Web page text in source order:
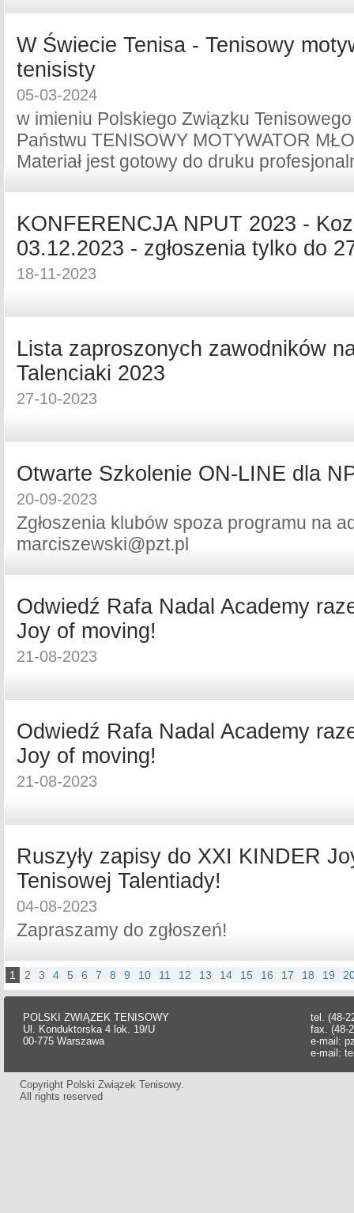
W Świecie Tenisa - Tenisowy
tenisisty
05-03-2024
w imieniu Polskiego Związku
Państwu TENISOWY MOTYWATOR
Materiał jest gotowy do druku
KONFERENCJA NPUT 2023 -
03.12.2023 - zgłoszenia tylko do
18-11-2023
Lista zaproszonych zawodników
Talenciaki 2023
27-10-2023
Otwarte Szkolenie ON-LINE dla
20-09-2023
Zgłoszenia klubów spoza programu na
marciszewski@pzt.pl
Odwiedź Rafa Nadal Academy
Joy of moving!
21-08-2023
Odwiedź Rafa Nadal Academy
Joy of moving!
21-08-2023
Ruszyły zapisy do XXI KINDER
Tenisowej Talentiady!
04-08-2023
Zapraszamy do zgłoszeń!
1 2 3 4 5 6 7 8 9 10 11 12 13 14 15 16 17 18 19
POLSKI ZWIĄZEK TENISOWY
Ul. Konduktorska 4 lok. 19/U
00-775 Warszawa
tel. (48-
fax. (48-
e-mail:
e-mail:
Copyright Polski Związek Tenisowy.
All rights reserved